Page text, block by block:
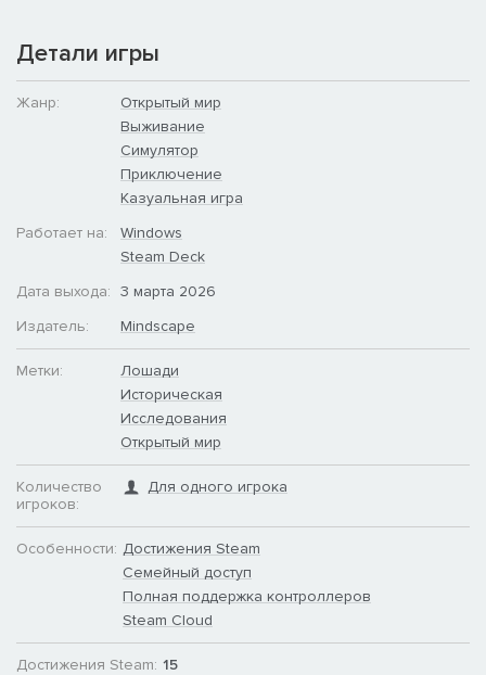
смастерить что-нибудь своими руками.
Детали игры
Жанр:
Открытый мир
Выживание
Симулятор
Приключение
Казуальная игра
Работает на:
Windows
Steam Deck
Дата выхода: 3 марта 2026
Издатель:
Mindscape
Метки:
Лошади
Историческая
Исследования
Открытый мир
Количество
игроков:
Для одного игрока
Особенности: Достижения Steam
Семейный доступ
Полная поддержка контроллеров
Steam Cloud
Достижения Steam: 15